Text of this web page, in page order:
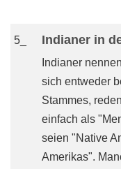
5_ Indianer in
Indianer
sich entweder
Stammes,
einfach als
seien "Native
Amerikas".